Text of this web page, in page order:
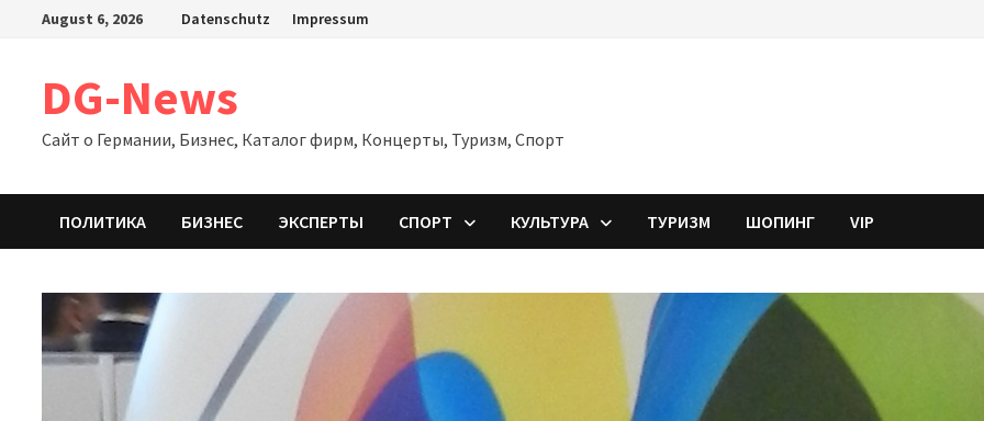
August 6, 2026 Datenschutz Impressum
DG-News
Сайт о Германии, Бизнес, Каталог фирм, Концерты, Туризм, Спорт
ПОЛИТИКА БИЗНЕС ЭКСПЕРТЫ СПОРТ КУЛЬТУРА ТУРИЗМ ШОПИНГ VIP